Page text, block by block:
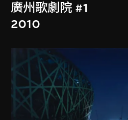
廣州歌劇院 #1
2010